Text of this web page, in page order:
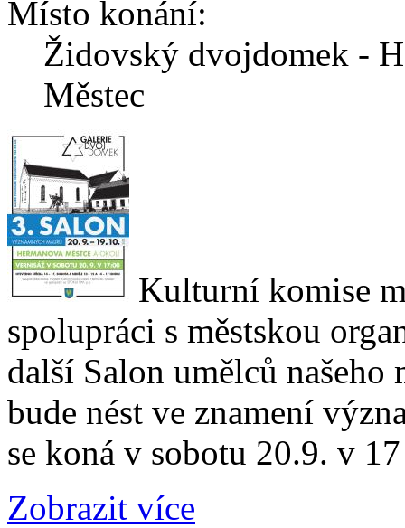
Místo konání:
Židovský dvojdomek -
Městec
Kulturní komise
spolupráci s městskou
další Salon umělců
bude nést ve znamení
se koná v sobotu 20.9. v
Zobrazit více